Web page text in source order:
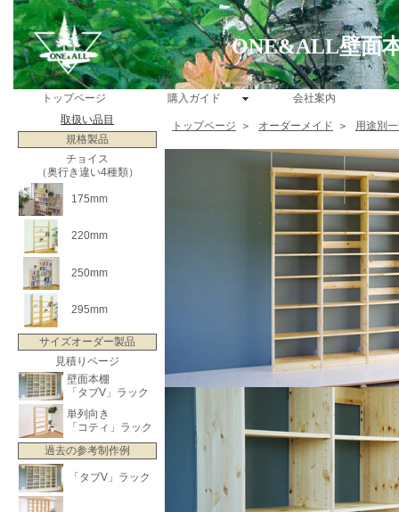
ONE&ALL壁面
トップページ 購入ガイド
会社案内
取扱い品目
規格製品
チョイス
（奥行き違い4種類）
175mm
220mm
250mm
295mm
サイズオーダー製品
見積りページ
壁面本棚
「タブV」ラック
単列向き
「コティ」ラック
過去の参考制作例
「タブV」ラック
トップページ ＞ オーダーメイド ＞ 用途別